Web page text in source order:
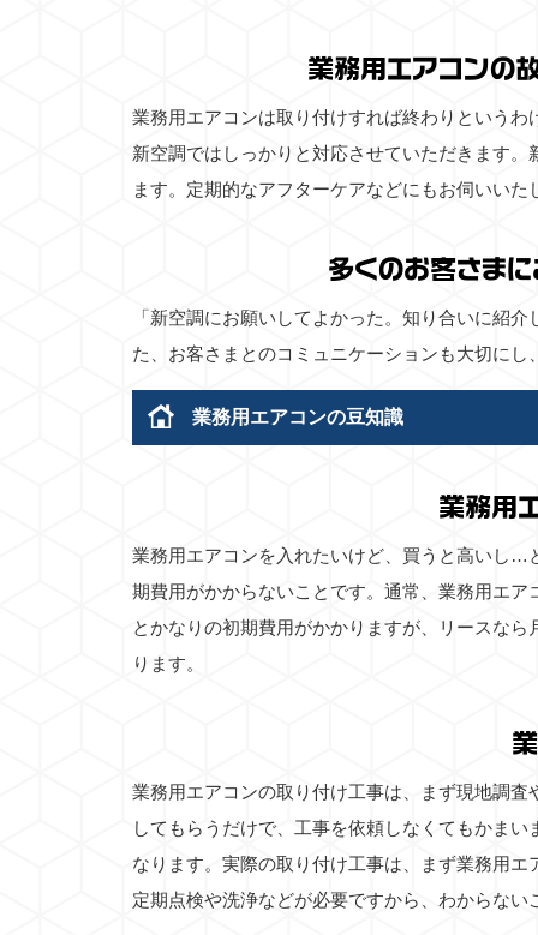
業務用エアコンの
業務用エアコンは取り付けすれば終わりという
新空調ではしっかりと対応させていただきます
ます。定期的なアフターケアなどにもお伺いい
多くのお客さま
「新空調にお願いしてよかった。知り合いに紹
た、お客さまとのコミュニケーションも大切に
業務用エアコンの豆知識
業務用
業務用エアコンを入れたいけど、買うと高いし…
期費用がかからないことです。通常、業務用エ
とかなりの初期費用がかかりますが、リースな
ります。
業務用エアコンの取り付け工事は、まず現地調
してもらうだけで、工事を依頼しなくてもかま
なります。実際の取り付け工事は、まず業務用
定期点検や洗浄などが必要ですから、わからな